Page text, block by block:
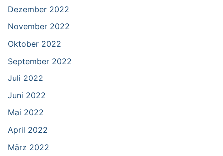
Dezember 2022
November 2022
Oktober 2022
September 2022
Juli 2022
Juni 2022
Mai 2022
April 2022
März 2022